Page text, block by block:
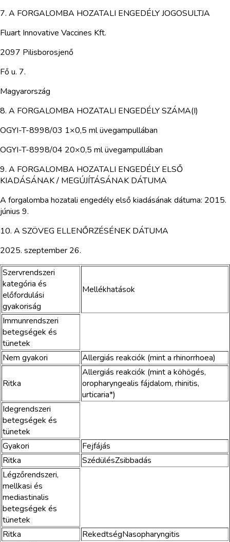
7. A FORGALOMBA HOZATALI ENGEDÉLY JOGOSULTJA
Fluart Innovative Vaccines Kft.
2097 Pilisborosjenő
Fő u. 7.
Magyarország
8. A FORGALOMBA HOZATALI ENGEDÉLY SZÁMA(I)
OGYI-T-8998/03 1×0,5 ml üvegampullában
OGYI-T-8998/04 20×0,5 ml üvegampullában
9. A FORGALOMBA HOZATALI ENGEDÉLY ELSŐ
KIADÁSÁNAK / MEGÚJÍTÁSÁNAK DÁTUMA
A forgalomba hozatali engedély első kiadásának dátuma: 2015.
június 9.
10. A SZÖVEG ELLENŐRZÉSÉNEK DÁTUMA
2025. szeptember 26.
Szervrendszeri
kategória és
előfordulási
gyakoriság
Mellékhatások
Immunrendszeri
betegségek és
tünetek
Nem gyakori
Allergiás reakciók (mint a rhinorrhoea)
Ritka
Allergiás reakciók (mint a köhögés,
oropharyngealis fájdalom, rhinitis,
urticaria*)
Idegrendszeri
betegségek és
tünetek
Gyakori
Fejfájás
Ritka
SzédülésZsibbadás
Légzőrendszeri,
mellkasi és
mediastinalis
betegségek és
tünetek
Ritka
RekedtségNasopharyngitis